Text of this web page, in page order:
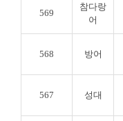
569
참다랑
어
568 방어
567 성대